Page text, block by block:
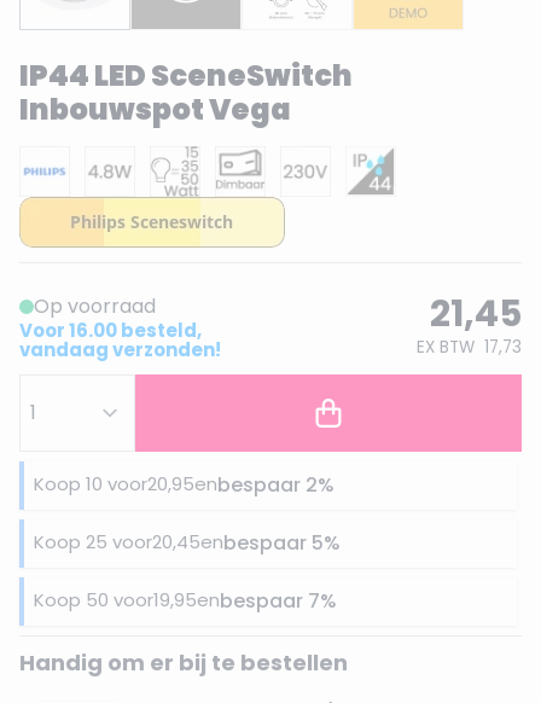
IP44 LED SceneSwitch
Inbouwspot Vega
Op voorraad
Voor 16.00 besteld,
vandaag verzonden!
21,45
EX BTW 17,73
Koop 10 voor20,95enbespaar 2%
Koop 25 voor20,45enbespaar 5%
Koop 50 voor19,95enbespaar 7%
Handig om er bij te bestellen